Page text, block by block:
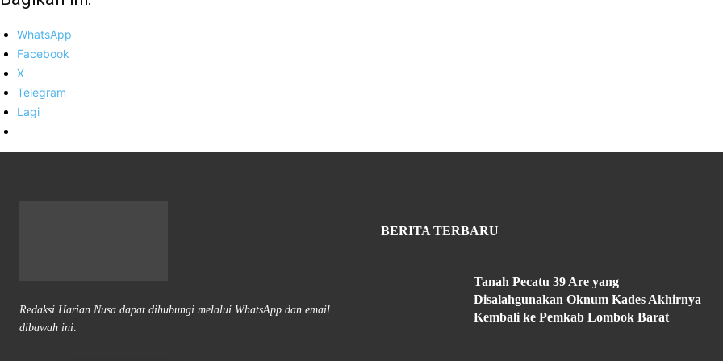
WhatsApp
Facebook
X
Telegram
Lagi
Redaksi Harian Nusa dapat dihubungi melalui WhatsApp dan email
dibawah ini:
BERITA TERBARU
Tanah Pecatu 39 Are yang
Disalahgunakan Oknum Kades Akhirnya
Kembali ke Pemkab Lombok Barat